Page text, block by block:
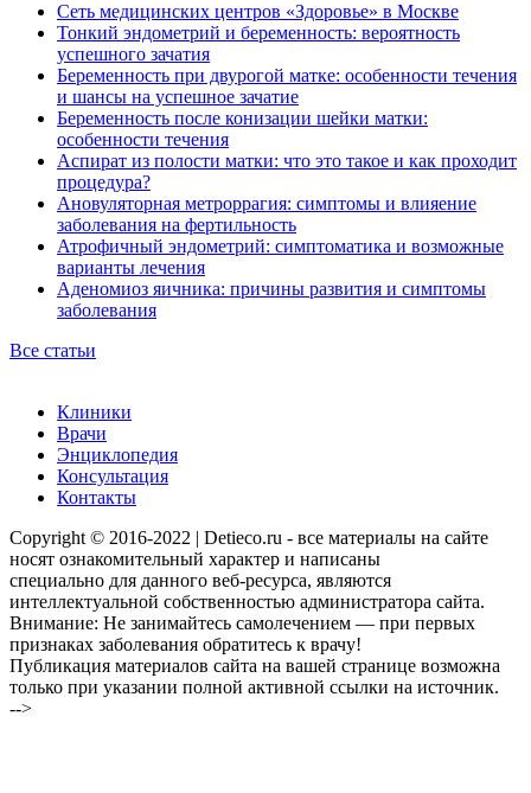
Сеть медицинских центров «Здоровье» в Москве
Тонкий эндометрий и беременность: вероятность
успешного зачатия
Беременность при двурогой матке: особенности течения
и шансы на успешное зачатие
Беременность после конизации шейки матки:
особенности течения
Аспират из полости матки: что это такое и как проходит
процедура?
Ановуляторная метроррагия: симптомы и влияение
заболевания на фертильность
Атрофичный эндометрий: симптоматика и возможные
варианты лечения
Аденомиоз яичника: причины развития и симптомы
заболевания
Все статьи
Клиники
Врачи
Энциклопедия
Консультация
Контакты
Copyright © 2016-2022 | Detieco.ru - все материалы на сайте
носят ознакомительный характер и написаны
специально для данного веб-ресурса, являются
интеллектуальной собственностью администратора сайта.
Внимание: Не занимайтесь самолечением — при первых
признаках заболевания обратитесь к врачу!
Публикация материалов сайта на вашей странице возможна
только при указании полной активной ссылки на источник.
-->